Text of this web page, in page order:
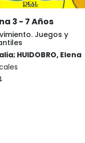
3 - 7 Años
Juegos y
HUIDOBRO, Elena